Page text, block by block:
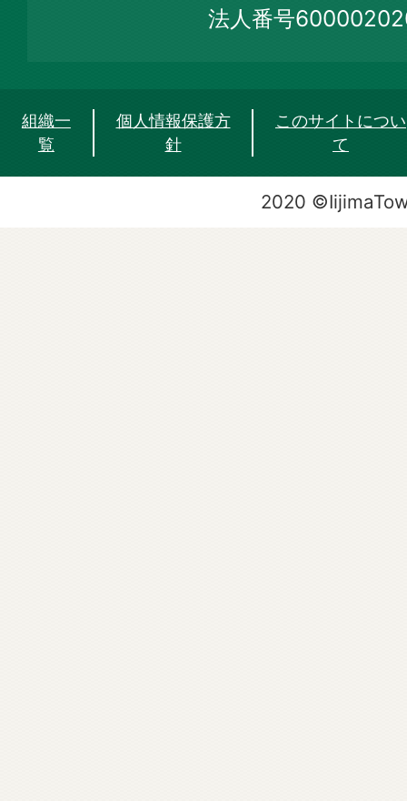
法人番号
組織一
覧
個人情報保護方
針
このサイトについ
て
2020